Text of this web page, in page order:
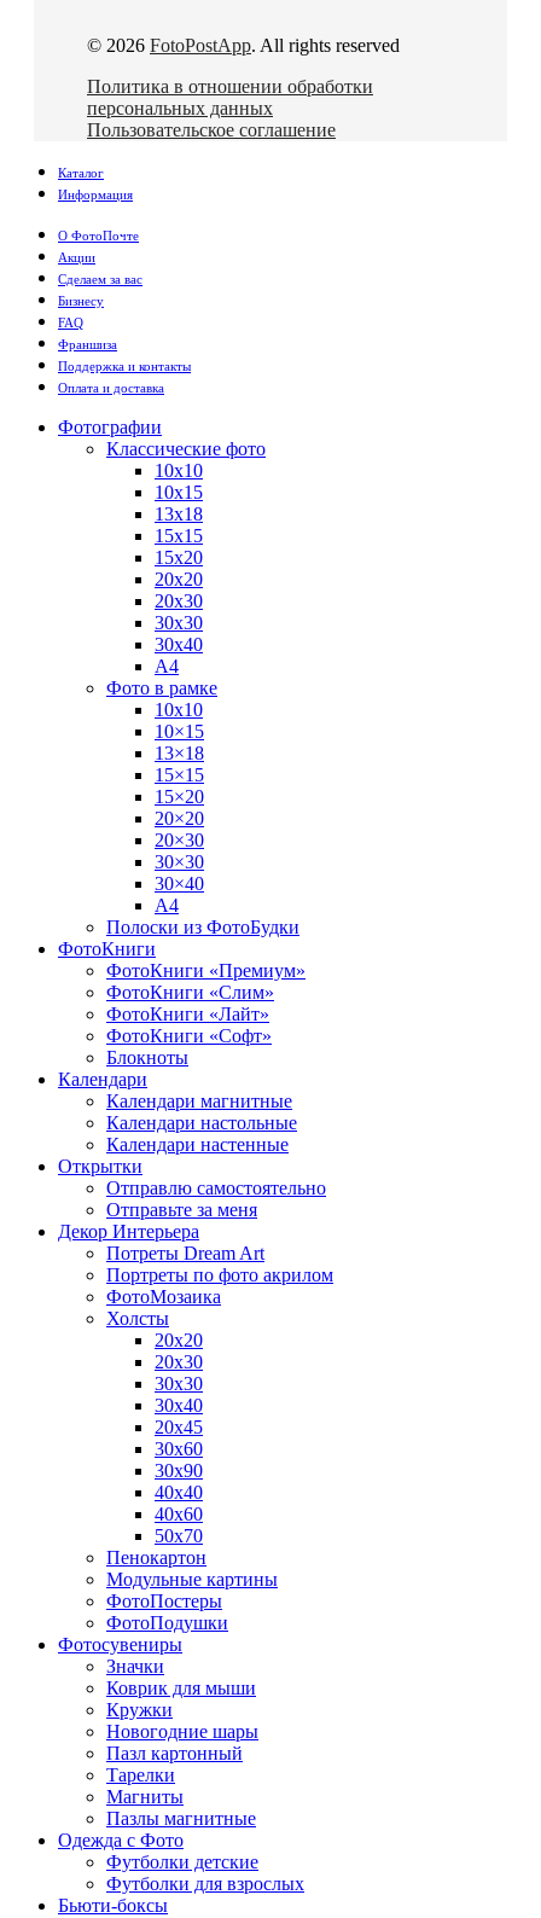
© 2026 FotoPostApp. All rights reserved
Политика в отношении обработки
персональных данных
Пользовательское соглашение
Каталог
Информация
О ФотоПочте
Акции
Сделаем за вас
Бизнесу
FAQ
Франшиза
Поддержка и контакты
Оплата и доставка
Фотографии
Классические фото
10х10
10х15
13х18
15х15
15х20
20х20
20х30
30х30
30х40
А4
Фото в рамке
10х10
10×15
13×18
15×15
15×20
20×20
20×30
30×30
30×40
A4
Полоски из ФотоБудки
ФотоКниги
ФотоКниги «Премиум»
ФотоКниги «Слим»
ФотоКниги «Лайт»
ФотоКниги «Софт»
Блокноты
Календари
Календари магнитные
Календари настольные
Календари настенные
Открытки
Отправлю самостоятельно
Отправьте за меня
Декор Интерьера
Потреты Dream Art
Портреты по фото акрилом
ФотоМозаика
Холсты
20х20
20х30
30х30
30х40
20х45
30х60
30х90
40х40
40х60
50х70
Пенокартон
Модульные картины
ФотоПостеры
ФотоПодушки
Фотоcувениры
Значки
Коврик для мыши
Кружки
Новогодние шары
Пазл картонный
Тарелки
Магниты
Пазлы магнитные
Одежда с Фото
Футболки детские
Футболки для взрослых
Бьюти-боксы